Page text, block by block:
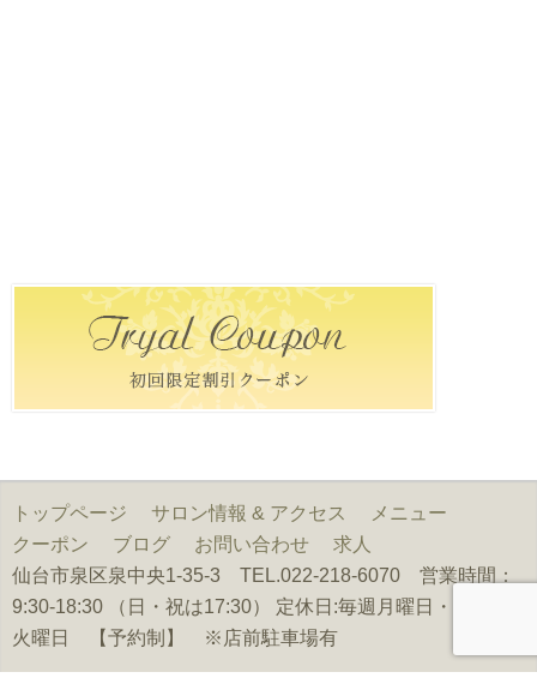
トップページ サロン情報 & アクセス
メニュー
クーポン
ブログ お問い合わせ
求人
仙台市泉区泉中央1-35-3 TEL.022-218-6070 営業時間：
9:30-18:30 （日・祝は17:30） 定休日:毎週月曜日・第1第3
火曜日 【予約制】 ※店前駐車場有